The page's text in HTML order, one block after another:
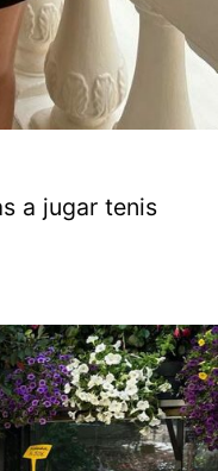
a jugar tenis